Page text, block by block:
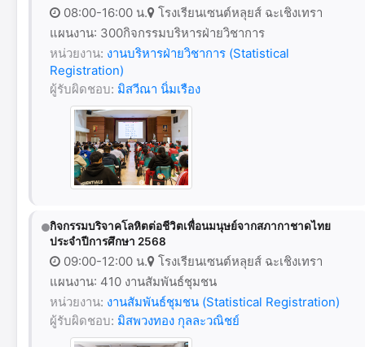
08:00-16:00 น.
โรงเรียนเซนต์หลุยส์ ฉะเชิงเทรา
แผนงาน: 300กิจกรรมบริหารฝ่ายวิชาการ
หน่วยงาน: งานบริหารฝ่ายวิชาการ (Statistical
Registration)
ผู้รับผิดชอบ: มิสวีณา นิ่มเรือง
กิจกรรมบริจาคโลหิตต่อชีวิตเพื่อนมนุษย์จากสภากาชาดไทย
ประจำปีการศึกษา 2568
09:00-12:00 น.
โรงเรียนเซนต์หลุยส์ ฉะเชิงเทรา
แผนงาน: 410 งานสัมพันธ์ชุมชน
หน่วยงาน: งานสัมพันธ์ชุมชน (Statistical Registration)
ผู้รับผิดชอบ: มิสพวงทอง กุลละวณิชย์